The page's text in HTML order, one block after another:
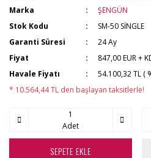
Marka
ŞENGÜN
Stok Kodu
SM-50 SİNGLE
Garanti Süresi
24 Ay
Fiyat
847,00 EUR +
Havale Fiyatı
54.100,32 TL (
* 10.564,44 TL den başlayan taksitlerle!
Adet
SEPETE EKLE